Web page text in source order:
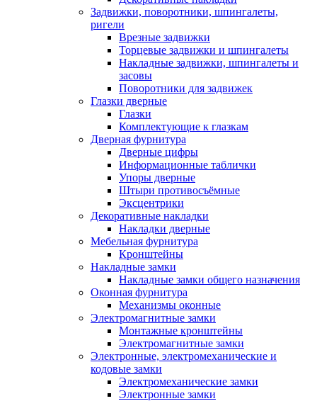
Задвижки, поворотники, шпингалеты,
ригели
Врезные задвижки
Торцевые задвижки и шпингалеты
Накладные задвижки, шпингалеты и
засовы
Поворотники для задвижек
Глазки дверные
Глазки
Комплектующие к глазкам
Дверная фурнитура
Дверные цифры
Информационные таблички
Упоры дверные
Штыри противосъёмные
Эксцентрики
Декоративные накладки
Накладки дверные
Мебельная фурнитура
Кронштейны
Накладные замки
Накладные замки общего назначения
Оконная фурнитура
Механизмы оконные
Электромагнитные замки
Монтажные кронштейны
Электромагнитные замки
Электронные, электромеханические и
кодовые замки
Электромеханические замки
Электронные замки